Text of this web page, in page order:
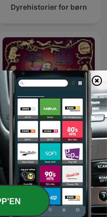
Dyrehistorier for børn
Der var engang et eventyr